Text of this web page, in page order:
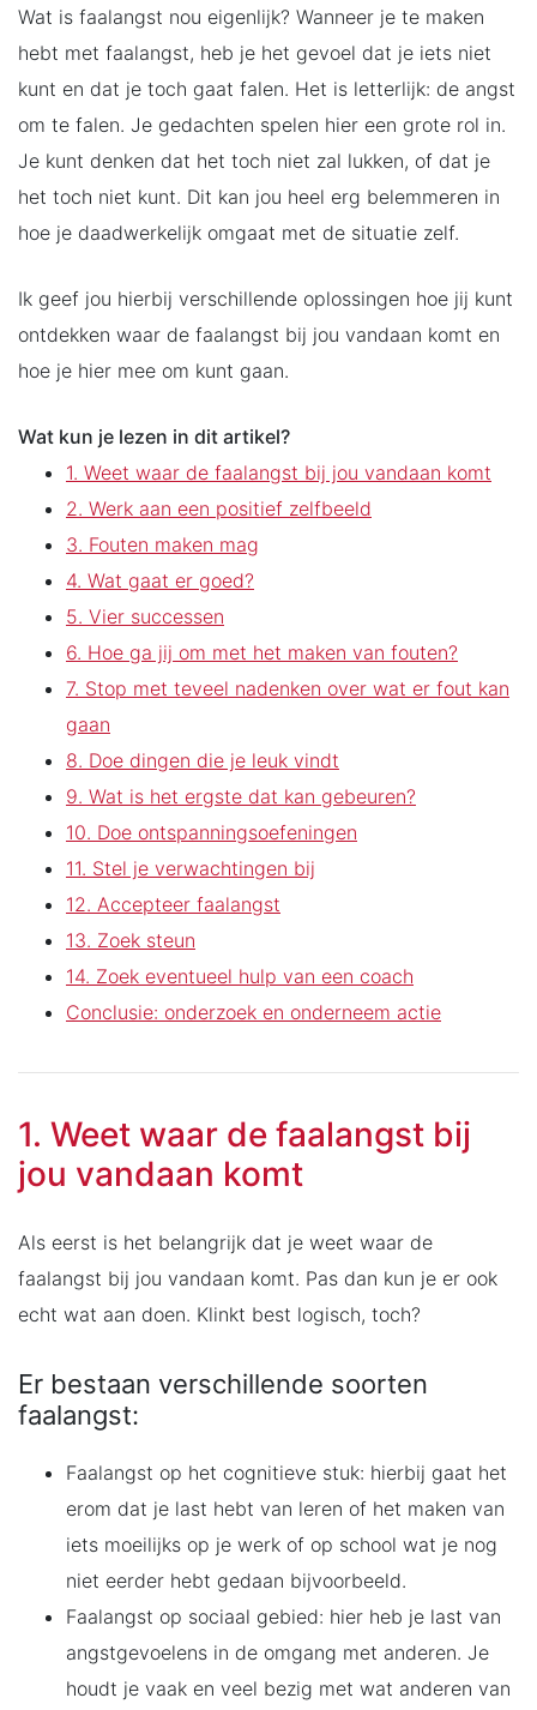
Wat is faalangst nou eigenlijk? Wanneer je te maken
hebt met faalangst, heb je het gevoel dat je iets niet
kunt en dat je toch gaat falen. Het is letterlijk: de angst
om te falen. Je gedachten spelen hier een grote rol in.
Je kunt denken dat het toch niet zal lukken, of dat je
het toch niet kunt. Dit kan jou heel erg belemmeren in
hoe je daadwerkelijk omgaat met de situatie zelf.
Ik geef jou hierbij verschillende oplossingen hoe jij kunt
ontdekken waar de faalangst bij jou vandaan komt en
hoe je hier mee om kunt gaan.
Wat kun je lezen in dit artikel?
1. Weet waar de faalangst bij jou vandaan komt
2. Werk aan een positief zelfbeeld
3. Fouten maken mag
4. Wat gaat er goed?
5. Vier successen
6. Hoe ga jij om met het maken van fouten?
7. Stop met teveel nadenken over wat er fout kan
gaan
8. Doe dingen die je leuk vindt
9. Wat is het ergste dat kan gebeuren?
10. Doe ontspanningsoefeningen
11. Stel je verwachtingen bij
12. Accepteer faalangst
13. Zoek steun
14. Zoek eventueel hulp van een coach
Conclusie: onderzoek en onderneem actie
1. Weet waar de faalangst bij
jou vandaan komt
Als eerst is het belangrijk dat je weet waar de
faalangst bij jou vandaan komt. Pas dan kun je er ook
echt wat aan doen. Klinkt best logisch, toch?
Er bestaan verschillende soorten
faalangst:
Faalangst op het cognitieve stuk: hierbij gaat het
erom dat je last hebt van leren of het maken van
iets moeilijks op je werk of op school wat je nog
niet eerder hebt gedaan bijvoorbeeld.
Faalangst op sociaal gebied: hier heb je last van
angstgevoelens in de omgang met anderen. Je
houdt je vaak en veel bezig met wat anderen van